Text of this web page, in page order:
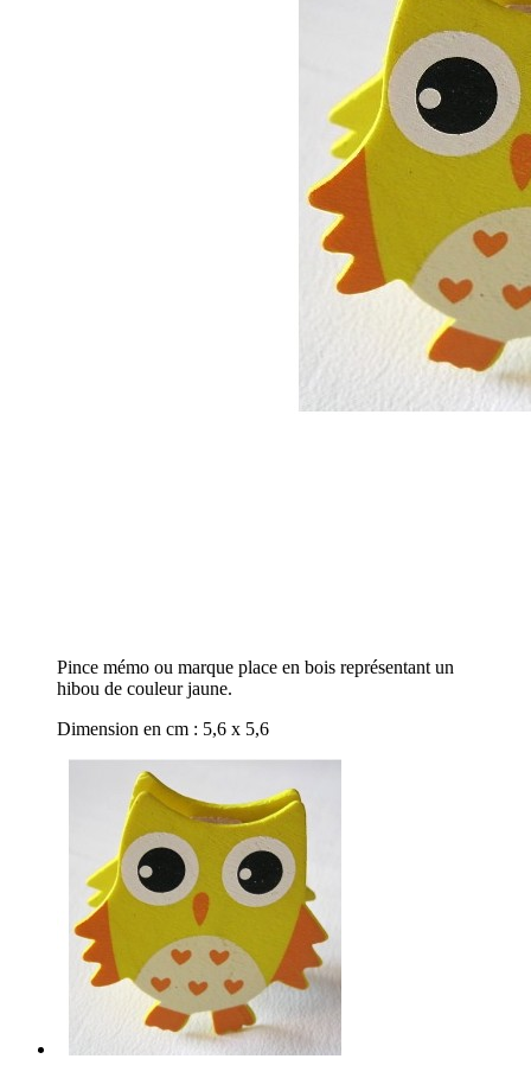
Pince mémo ou marque place en bois représentant un
hibou de couleur jaune.
Dimension en cm : 5,6 x 5,6